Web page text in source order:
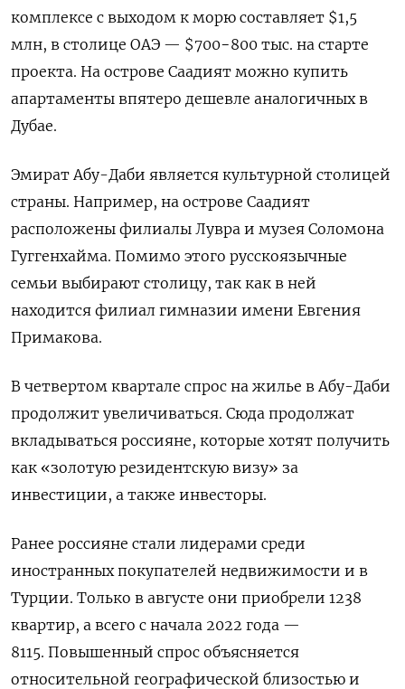
комплексе с выходом к морю составляет $1,5
млн, в столице ОАЭ — $700−800 тыс. на старте
проекта. На острове Саадият можно купить
апартаменты впятеро дешевле аналогичных в
Дубае.
Эмират Абу-Даби является культурной столицей
страны. Например, на острове Саадият
расположены филиалы Лувра и музея Соломона
Гуггенхайма. Помимо этого русскоязычные
семьи выбирают столицу, так как в ней
находится филиал гимназии имени Евгения
Примакова.
В четвертом квартале спрос на жилье в Абу-Даби
продолжит увеличиваться. Сюда продолжат
вкладываться россияне, которые хотят получить
как «золотую резидентскую визу» за
инвестиции, а также инвесторы.
Ранее россияне стали лидерами среди
иностранных покупателей недвижимости и в
Турции. Только в августе они приобрели 1238
квартир, а всего с начала 2022 года —
8115. Повышенный спрос объясняется
относительной географической близостью и